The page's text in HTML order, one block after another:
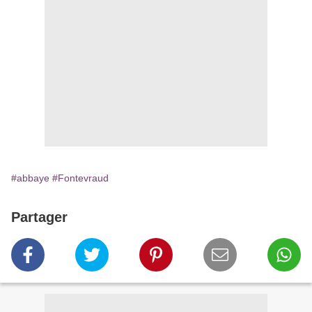
#abbaye #Fontevraud
Partager